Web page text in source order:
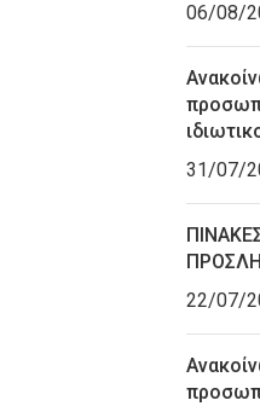
06/08/
31/07/
22/07/